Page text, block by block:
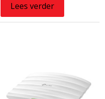
Lees verder